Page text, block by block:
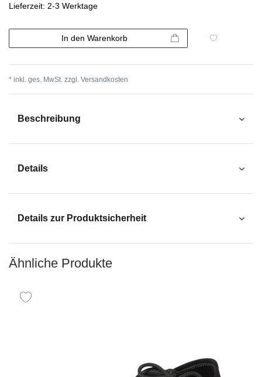
Lieferzeit: 2-3 Werktage
In den Warenkorb
* inkl. ges. MwSt. zzgl. Versandkosten
Beschreibung
Details
Details zur Produktsicherheit
Ähnliche Produkte